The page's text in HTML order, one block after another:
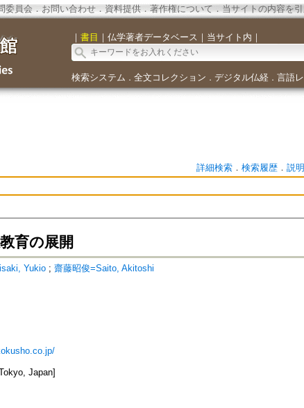
委員会． お問い合わせ． 資料提供． 著作権について．当サイトの内容を
｜ 書目 ｜ 仏学著者データベース ｜ 当サイト内 ｜
検索システム ． 全文コレクション ． デジタル仏経． 言語
詳細検索． 検索履歴． 説明
育の展開
Yukio; 齋藤昭俊=Saito, Akitoshi
Japan]